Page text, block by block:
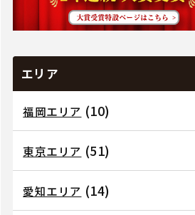
エリア
福岡エリア (10)
東京エリア (51)
愛知エリア (14)